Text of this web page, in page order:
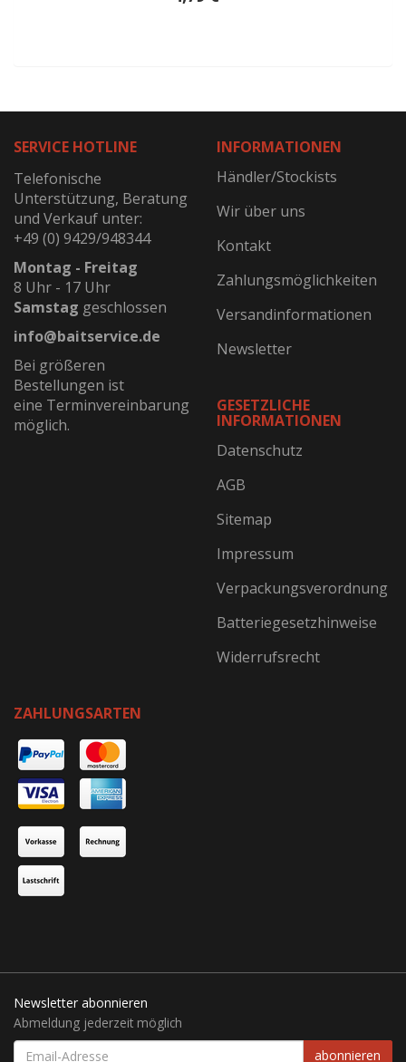
SERVICE HOTLINE
Telefonische
Unterstützung, Beratung
und Verkauf unter:
+49 (0) 9429/948344
Montag - Freitag
8 Uhr - 17 Uhr
Samstag geschlossen
info@baitservice.de
Bei größeren
Bestellungen ist
eine Terminvereinbarung
möglich.
INFORMATIONEN
Händler/Stockists
Wir über uns
Kontakt
Zahlungsmöglichkeiten
Versandinformationen
Newsletter
GESETZLICHE
INFORMATIONEN
Datenschutz
AGB
Sitemap
Impressum
Verpackungsverordnung
Batteriegesetzhinweise
Widerrufsrecht
ZAHLUNGSARTEN
Newsletter abonnieren
Abmeldung jederzeit möglich
EMAIL-
abonnieren